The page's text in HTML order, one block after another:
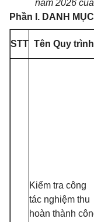
năm 2026
Phần I. DANH
STT Tên Quy trình
Kiểm tra công
tác nghiệm thu
hoàn thành